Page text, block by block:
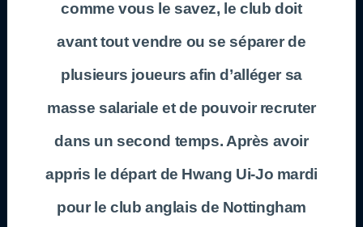
comme vous le savez, le club doit
avant tout vendre ou se séparer de
plusieurs joueurs afin d’alléger sa
masse salariale et de pouvoir recruter
dans un second temps. Après avoir
appris le départ de Hwang Ui-Jo mardi
pour le club anglais de Nottingham